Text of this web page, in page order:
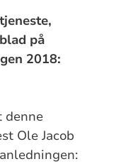
på
2018:
denne
Ole Jacob